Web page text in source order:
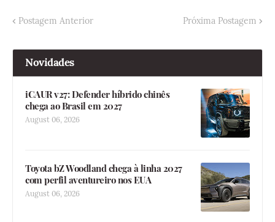
Postagem Anterior Próxima Postagem
Novidades
iCAUR v27: Defender híbrido chinês
chega ao Brasil em 2027
August 06, 2026
Toyota bZ Woodland chega à linha 2027
com perfil aventureiro nos EUA
August 06, 2026